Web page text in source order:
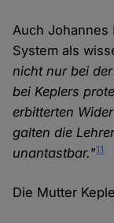
Auch Johannes
System als
nicht nur bei
bei Keplers
erbitterten
galten die
unantastbar."11
Die Mutter